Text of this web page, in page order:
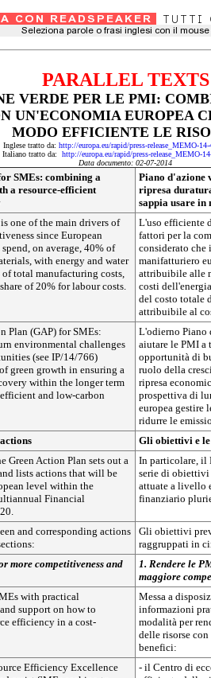
PARALLEL TEXTS
VERDE PER LE PMI:
UN'ECONOMIA EUROPEA
MODO EFFICIENTE LE
Inglese tratto da: http://europa.eu/rapid/press-release_MEMO-
Italiano tratto da: http://europa.eu/rapid/press-release_MEMO-
Data documento: 02-07-2014
SMEs: combining a
a resource-efficient
Piano d'azione
ripresa
sappia usare in
one of the main drivers of
since European
on average, 40% of
with energy and water
total manufacturing costs,
of 20% for labour costs.
L'uso efficiente
fattori per la
considerato che
manifatturiero
attribuibile alle
costi
del costo totale
attribuibile al
Plan (GAP) for SMEs:
environmental challenges
(see IP/14/766)
green growth in ensuring a
within the longer term
and low-carbon
L'odierno Piano
aiutare le PMI a
opportunità di
ruolo della
ripresa
prospettiva di
europea gestire
ridurre le
Gli obiettivi e
Green Action Plan sets out a
lists actions that will be
level within the
Financial
In particolare, il
serie di obiettivi
attuate a livello
finanziario
and corresponding actions
Gli obiettivi
raggruppati in
more competitiveness and
1. Rendere le
maggiore
with practical
support on how to
efficiency in a cost-
Messa a
informazioni
modalità per
delle risorse
benefici:
Efficiency Excellence
- il Centro di